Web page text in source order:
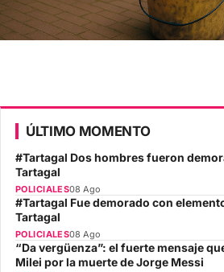
ÚLTIMO MOMENTO
#Tartagal Dos hombres fueron
Tartagal
POLICIALES08 Ago
#Tartagal Fue demorado con
Tartagal
POLICIALES08 Ago
“Da vergüenza”: el fuerte mensaje
Milei por la muerte de Jorge Messi